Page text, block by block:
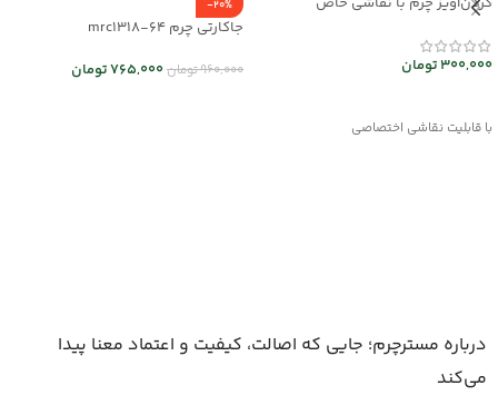
300,000تومان
با قابلیت نقاشی اختصاصی
-20%
جاکارتی چرم mrc1318-64
960,000تومان765,000تومان
درباره مسترچرم؛ جایی که اصالت، کیفیت و اعتماد معنا پیدا
می‌کند